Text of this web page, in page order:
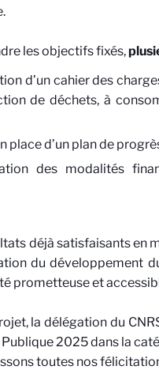
les objectifs fixés,
d’un cahier des
de déchets, à
place d’un plan de
des modalités
déjà satisfaisants en
du développement
prometteuse et
la délégation du
2025 dans la
toutes nos